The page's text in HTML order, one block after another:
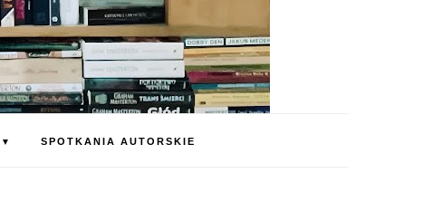
▼ SPOTKANIA AUTORSKIE